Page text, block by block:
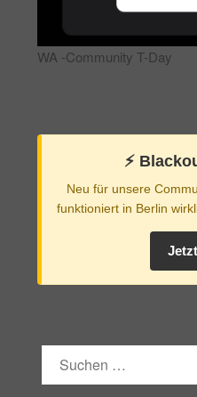
WA -Community T-Day
⚡️
Neu für unsere
funktioniert in Berlin
SUCHEN
NACH: